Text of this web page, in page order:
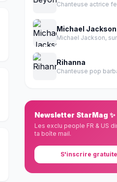
Chanteuse actrice
Michael Jackson
Rihanna
Newsletter StarMag ✨
Les exclu people FR & US
ta boîte mail.
S'inscrire